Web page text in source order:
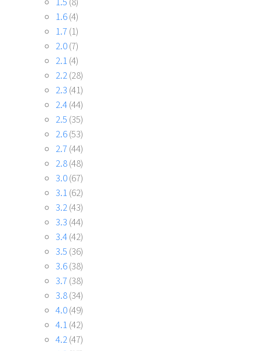
1.6(4)
1.7 (1)
2.0(7)
2.1 (4)
2.2 (28)
2.3 (41)
2.4(44)
2.5 (35)
2.6(53)
2.7 (44)
2.8(48)
3.0(67)
3.1 (62)
3.2 (43)
3.3 (44)
3.4(42)
3.5 (36)
3.6(38)
3.7 (38)
3.8(34)
4.0(49)
4.1 (42)
4.2 (47)